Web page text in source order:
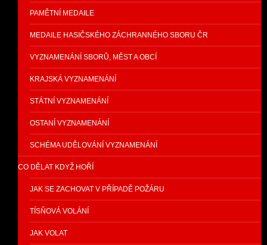
PAMĚTNÍ MEDAILE
MEDAILE HASIČSKÉHO ZÁCHRANNÉHO SBORU ČR
VYZNAMENÁNÍ SBORŮ, MĚST A OBCÍ
KRAJSKÁ VYZNAMENÁNÍ
STÁTNÍ VYZNAMENÁNÍ
OSTANÍ VYZNAMENÁNÍ
SCHÉMA UDĚLOVÁNÍ VYZNAMENÁNÍ
CO DĚLAT KDYŽ HOŘÍ
JAK SE ZACHOVAT V PŘÍPADĚ POŽÁRU
TÍSŇOVÁ VOLÁNÍ
JAK VOLAT